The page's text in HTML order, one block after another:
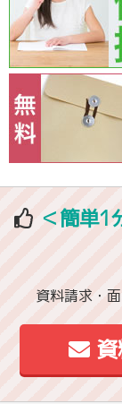
＜簡単1
資料請求・
資